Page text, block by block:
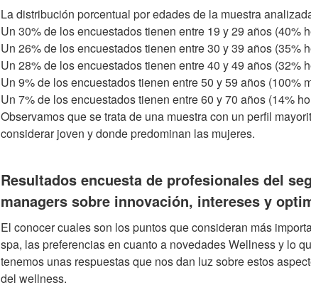
La distribución porcentual por edades de la muestra
Un 30% de los encuestados tienen entre 19 y 29 años (40%
Un 26% de los encuestados tienen entre 30 y 39 años (35%
Un 28% de los encuestados tienen entre 40 y 49 años (32%
Un 9% de los encuestados tienen entre 50 y 59 años (100%
Un 7% de los encuestados tienen entre 60 y 70 años (14%
Observamos que se trata de una muestra con un perfil
considerar joven y donde predominan las mujeres.
Resultados encuesta de profesionales del
managers sobre innovación, intereses y
El conocer cuales son los puntos que consideran más
spa, las preferencias en cuanto a novedades Wellness y lo
tenemos unas respuestas que nos dan luz sobre estos
del wellness.